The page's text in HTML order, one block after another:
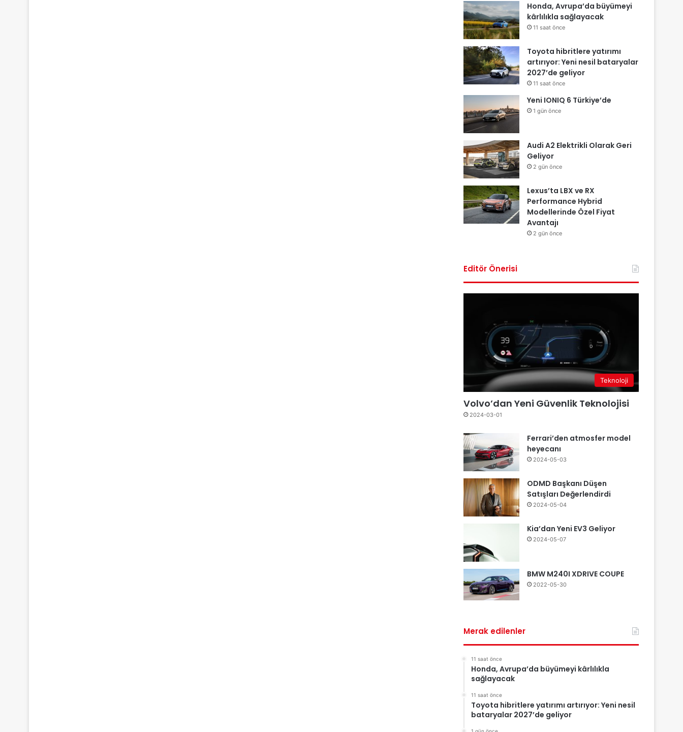
Honda, Avrupa’da büyümeyi
kârlılıkla sağlayacak
11 saat önce
Toyota hibritlere yatırımı
artırıyor: Yeni nesil bataryalar
2027’de geliyor
11 saat önce
Yeni IONIQ 6 Türkiye’de
1 gün önce
Audi A2 Elektrikli Olarak Geri
Geliyor
2 gün önce
Lexus’ta LBX ve RX
Performance Hybrid
Modellerinde Özel Fiyat
Avantajı
2 gün önce
Editör Önerisi
Teknoloji
Volvo’dan Yeni Güvenlik Teknolojisi
2024-03-01
Ferrari’den atmosfer model
heyecanı
2024-05-03
ODMD Başkanı Düşen
Satışları Değerlendirdi
2024-05-04
Kia’dan Yeni EV3 Geliyor
2024-05-07
BMW M240I XDRIVE COUPE
2022-05-30
Merak edilenler
11 saat önce
Honda, Avrupa’da büyümeyi kârlılıkla
sağlayacak
11 saat önce
Toyota hibritlere yatırımı artırıyor: Yeni nesil
bataryalar 2027’de geliyor